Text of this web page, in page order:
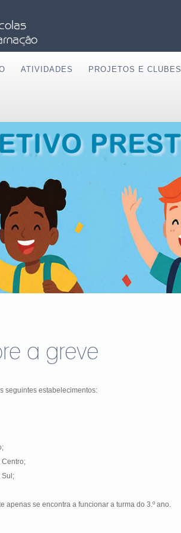
ATIVIDADES PROJETOS E CLUBES
a greve
seguintes estabelecimentos:
Centro;
Sul;
apenas se encontra a funcionar a turma do 3.º ano.